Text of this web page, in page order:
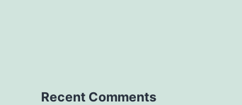
Recent Comments